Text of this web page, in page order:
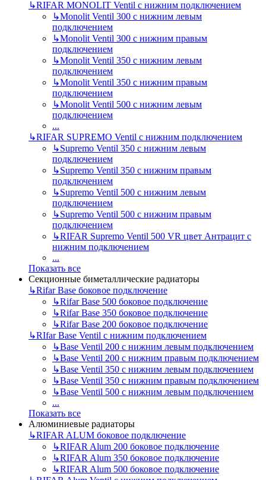
↳RIFAR MONOLIT Ventil с нижним подключением
↳Monolit Ventil 300 с нижним левым
подключением
↳Monolit Ventil 300 с нижним правым
подключением
↳Monolit Ventil 350 с нижним левым
подключением
↳Monolit Ventil 350 с нижним правым
подключением
↳Monolit Ventil 500 с нижним левым
подключением
...
↳RIFAR SUPREMO Ventil с нижним подключением
↳Supremo Ventil 350 с нижним левым
подключением
↳Supremo Ventil 350 с нижним правым
подключением
↳Supremo Ventil 500 с нижним левым
подключением
↳Supremo Ventil 500 с нижним правым
подключением
↳RIFAR Supremo Ventil 500 VR цвет Антрацит с
нижним подключением
...
Показать все
Секционные биметаллические радиаторы
↳Rifar Base боковое подключение
↳Rifar Base 500 боковое подключение
↳Rifar Base 350 боковое подключение
↳Rifar Base 200 боковое подключение
↳RIfar Base Ventil с нижним подключением
↳Base Ventil 200 с нижним левым подключением
↳Base Ventil 200 с нижним правым подключением
↳Base Ventil 350 с нижним левым подключением
↳Base Ventil 350 с нижним правым подключением
↳Base Ventil 500 с нижним левым подключением
...
Показать все
Алюминиевые радиаторы
↳RIFAR ALUM боковое подключение
↳RIFAR Alum 200 боковое подключение
↳RIFAR Alum 350 боковое подключение
↳RIFAR Alum 500 боковое подключение